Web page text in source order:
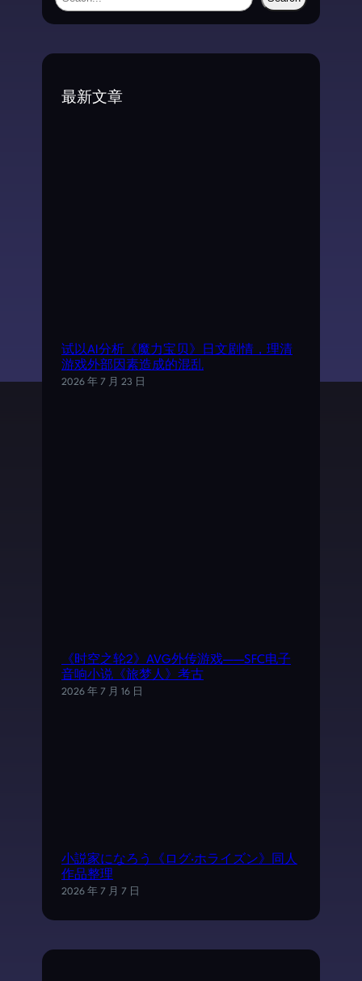
最新文章
试以AI分析《魔力宝贝》日文剧情，理清
游戏外部因素造成的混乱
2026 年 7 月 23 日
《时空之轮2》AVG外传游戏——SFC电子
音响小说《旅梦人》考古
2026 年 7 月 16 日
小説家になろう《ログ·ホライズン》同人
作品整理
2026 年 7 月 7 日